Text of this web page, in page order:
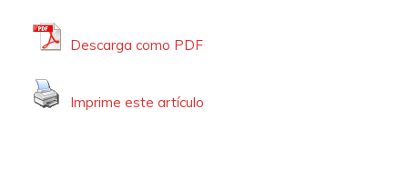
Descarga como PDF
Imprime este artículo